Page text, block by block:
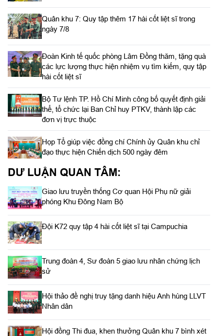
Quân khu 7: Quy tập thêm 17 hài cốt liệt sĩ trong
ngày 7/8
Đoàn Kinh tế quốc phòng Lâm Đồng thăm, tặng quà
các lực lượng thực hiện nhiệm vụ tìm kiếm, quy tập
hài cốt liệt sĩ
Bộ Tư lệnh TP. Hồ Chí Minh công bố quyết định giải
thể, tổ chức lại Ban Chỉ huy PTKV, thành lập các
đơn vị trực thuộc
Họp Tổ giúp việc đồng chí Chính ủy Quân khu chỉ
đạo thực hiện Chiến dịch 500 ngày đêm
DƯ LUẬN QUAN TÂM:
Giao lưu truyền thống Cơ quan Hội Phụ nữ giải
phóng Khu Đông Nam Bộ
Đội K72 quy tập 4 hài cốt liệt sĩ tại Campuchia
Trung đoàn 4, Sư đoàn 5 giao lưu nhân chứng lịch
sử
Hội thảo đề nghị truy tặng danh hiệu Anh hùng LLVT
Nhân dân
Hội đồng Thi đua, khen thưởng Quân khu 7 bình xét